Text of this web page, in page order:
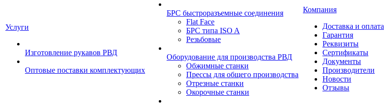
Услуги
Изготовление рукавов РВД
Оптовые поставки комплектующих
БРС быстроразъемные соединения
Flat Face
БРС типа ISO A
Резьбовые
Оборудование для производства РВД
Обжимные станки
Прессы для общего производства
Отрезные станки
Окорочные станки
Компания
Доставка и оплата
Гарантия
Реквизиты
Сертификаты
Документы
Производители
Новости
Отзывы